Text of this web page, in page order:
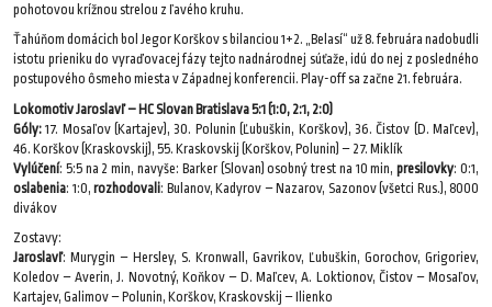
pohotovou krížnou strelou z ľavého kruhu.
Ťahúňom domácich bol Jegor Korškov s bilanciou 1+2. „Belasí“ už 8. februára nadobudli
istotu prieniku do vyraďovacej fázy tejto nadnárodnej súťaže, idú do nej z posledného
postupového ôsmeho miesta v Západnej konferencii. Play-off sa začne 21. februára.
Lokomotiv Jaroslavľ – HC Slovan Bratislava 5:1 (1:0, 2:1, 2:0)
Góly:17. Mosaľov (Kartajev), 30. Polunin (Ľubuškin, Korškov), 36. Čistov (D. Maľcev),
46. Korškov (Kraskovskij), 55. Kraskovskij (Korškov, Polunin) – 27. Miklík
Vylúčení: 5:5 na 2 min, navyše: Barker (Slovan) osobný trest na 10 min,presilovky: 0:1,
oslabenia: 1:0, rozhodovali: Bulanov, Kadyrov – Nazarov, Sazonov (všetci Rus.), 8000
divákov
Zostavy:
Jaroslavľ: Murygin – Hersley, S. Kronwall, Gavrikov, Ľubuškin, Gorochov, Grigoriev,
Koledov – Averin, J. Novotný, Koňkov – D. Maľcev, A. Loktionov, Čistov – Mosaľov,
Kartajev, Galimov – Polunin, Korškov, Kraskovskij – Ilienko